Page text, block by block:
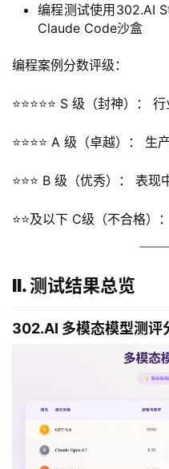
编程测试使用302.AI
Claude Code沙盒
编程案例分数评级：
⭐⭐⭐⭐⭐ S 级（封神）：
⭐⭐⭐⭐ A 级（卓越）： 生
⭐⭐⭐ B 级（优秀）： 表现
⭐⭐及以下 C级（不合格）
II. 测试结果总览
302.AI 多模态模型测评